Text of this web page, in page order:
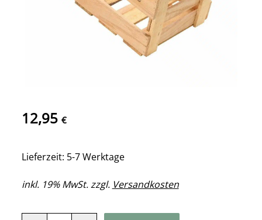
12,95 €
Lieferzeit: 5-7 Werktage
inkl. 19% MwSt. zzgl. Versandkosten